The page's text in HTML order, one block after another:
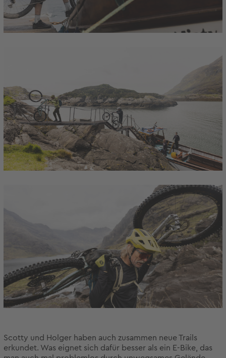
Scotty und Holger haben auch zusammen neue Trails
erkundet. Was eignet sich dafür besser als ein E-Bike, das